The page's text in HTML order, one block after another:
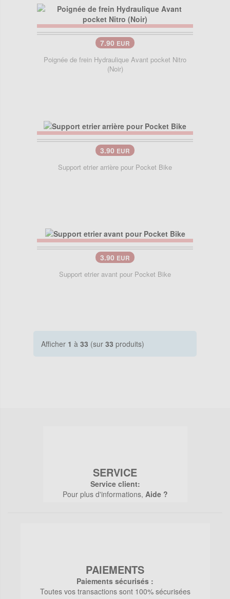
7.90 EUR
Poignée de frein Hydraulique Avant pocket Nitro
(Noir)
3.90 EUR
Support etrier arrière pour Pocket Bike
3.90 EUR
Support etrier avant pour Pocket Bike
Afficher 1 à 33 (sur 33 produits)
SERVICE
Service client:
Pour plus d'informations, Aide ?
PAIEMENTS
Paiements sécurisés :
Toutes vos transactions sont 100% sécurisées